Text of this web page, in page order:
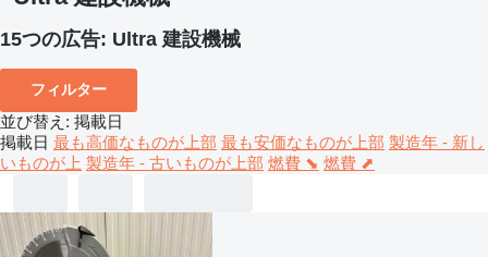
15つの広告: Ultra 建設機械
フィルター
並び替え : 掲載日
掲載日 最も高価なものが上部 最も安価なものが上部 製造年 - 新し
いものが上 製造年 - 古いものが上部 燃費 ⬊ 燃費 ⬈